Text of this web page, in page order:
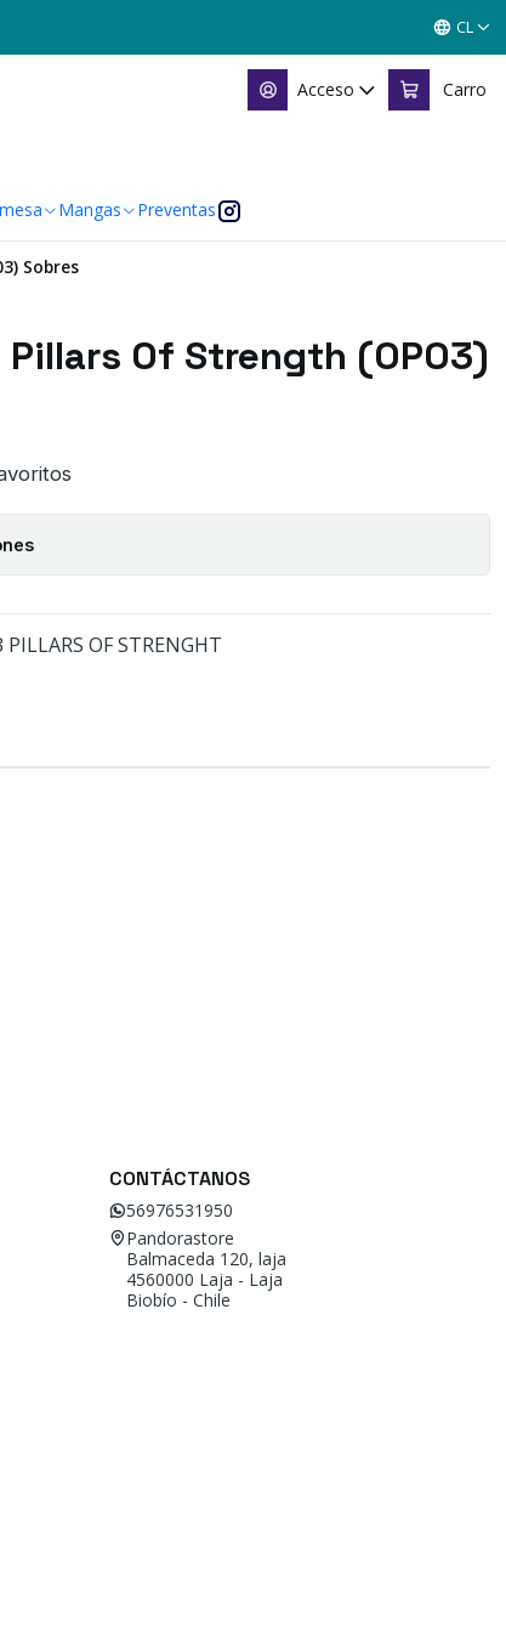
Acceso Carro
Mangas Preventas
CL
Sobres
Pillars Of Strength (OP03)
PILLARS OF STRENGHT
CONTÁCTANOS
56976531950
Pandorastore
Balmaceda 120, laja
4560000 Laja - Laja
Biobío - Chile